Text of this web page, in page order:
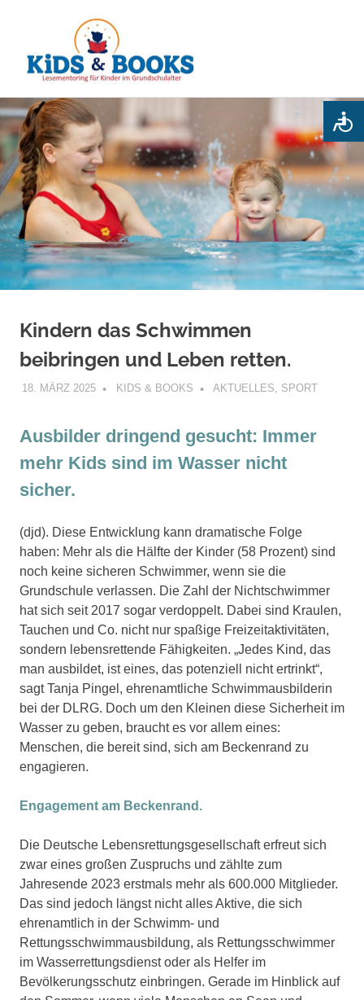
Zum
Inhalt
springen
Kindern das Schwimmen
beibringen und Leben retten.
18. MÄRZ 2025 KIDS & BOOKS AKTUELLES SPORT
Ausbilder dringend gesucht: Immer
mehr Kids sind im Wasser nicht
sicher.
(djd). Diese Entwicklung kann dramatische Folge
haben: Mehr als die Hälfte der Kinder (58 Prozent) sind
noch keine sicheren Schwimmer, wenn sie die
Grundschule verlassen. Die Zahl der Nichtschwimmer
hat sich seit 2017 sogar verdoppelt. Dabei sind Kraulen,
Tauchen und Co. nicht nur spaßige Freizeitaktivitäten,
sondern lebensrettende Fähigkeiten. „Jedes Kind, das
man ausbildet, ist eines, das potenziell nicht ertrinkt“,
sagt Tanja Pingel, ehrenamtliche Schwimmausbilderin
bei der DLRG. Doch um den Kleinen diese Sicherheit im
Wasser zu geben, braucht es vor allem eines:
Menschen, die bereit sind, sich am Beckenrand zu
engagieren.
Engagement am Beckenrand.
Die Deutsche Lebensrettungsgesellschaft erfreut sich
zwar eines großen Zuspruchs und zählte zum
Jahresende 2023 erstmals mehr als 600.000 Mitglieder.
Das sind jedoch längst nicht alles Aktive, die sich
ehrenamtlich in der Schwimm- und
Rettungsschwimmausbildung, als Rettungsschwimmer
im Wasserrettungsdienst oder als Helfer im
Bevölkerungsschutz einbringen. Gerade im Hinblick auf